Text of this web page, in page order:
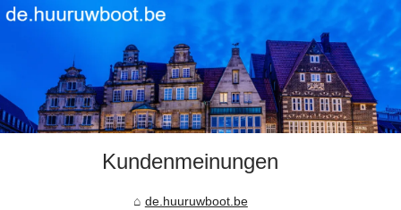
Kundenmeinungen
de.huuruwboot.be